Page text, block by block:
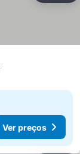
Ver preços